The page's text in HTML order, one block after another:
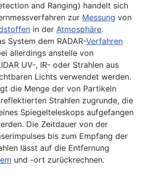
and Ranging) handelt sich
zur Messung von
in der Atmosphäre.
System dem RADAR-Verfahren
allerdings anstelle von
UV-, IR- oder Strahlen aus
Lichts verwendet werden.
die Menge der von Partikeln
Strahlen zugrunde, die
Spiegelteleskops aufgefangen
Die Zeitdauer von der
bis zum Empfang der
lässt auf die Entfernung
und -ort zurückrechnen.